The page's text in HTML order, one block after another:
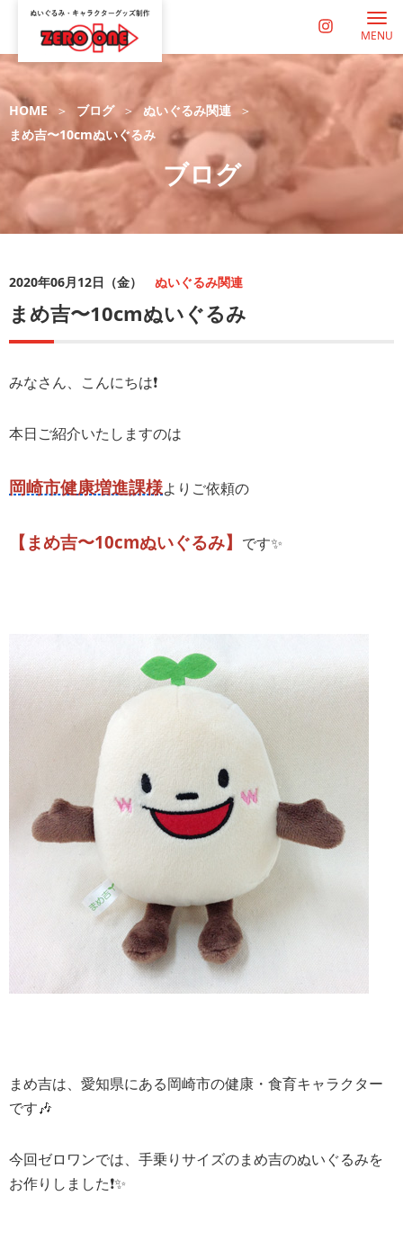
MENU
HOME ブログ
ぬいぐるみ関連
まめ吉〜10cmぬいぐるみ
ブログ
2020年06月12日（金） ぬいぐるみ関連
まめ吉〜10cmぬいぐるみ
みなさん、こんにちは❗️
本日ご紹介いたしますのは
岡崎市健康増進課様よりご依頼の
【まめ吉〜10cmぬいぐるみ】 です✨
まめ吉は、愛知県にある岡崎市の健康・食育キャラクター
です🎶
今回ゼロワンでは、手乗りサイズのまめ吉のぬいぐるみを
お作りしました❗️✨